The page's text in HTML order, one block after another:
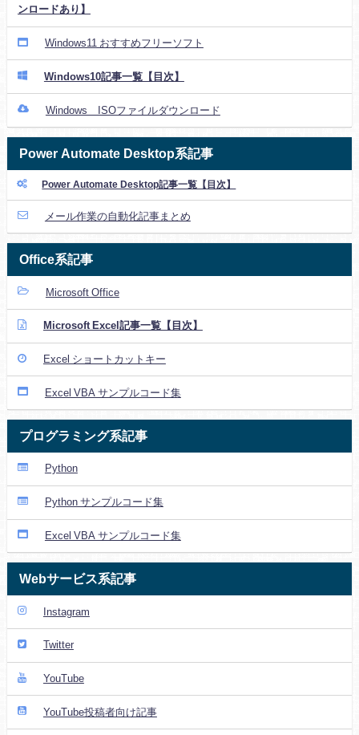
ンロードあり】
Windows11 おすすめフリーソフト
Windows10記事一覧【目次】
Windows ISOファイルダウンロード
Power Automate Desktop系記事
Power Automate Desktop記事一覧【目次】
メール作業の自動化記事まとめ
Office系記事
Microsoft Office
Microsoft Excel記事一覧【目次】
Excel ショートカットキー
Excel VBA サンプルコード集
プログラミング系記事
Python
Python サンプルコード集
Excel VBA サンプルコード集
Webサービス系記事
Instagram
Twitter
YouTube
YouTube投稿者向け記事